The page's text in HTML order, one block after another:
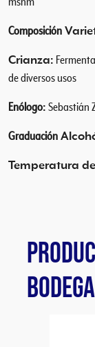
d
Composición
Crianza:
de diversos usos
Enólogo: Sebastián
Graduación
Temperatura
BODEGA